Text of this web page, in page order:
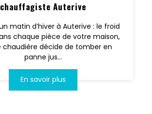
chauffagiste Auterive
matin d’hiver à Auterive : le froid
chaque pièce de votre maison,
chaudière décide de tomber en
panne jus...
En savoir plus